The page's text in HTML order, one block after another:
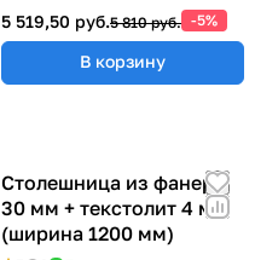
5 519,50 руб.5 810 руб. -5%
В корзину
Столешница из фанеры
30 мм + текстолит 4 мм
(ширина 1200 мм)